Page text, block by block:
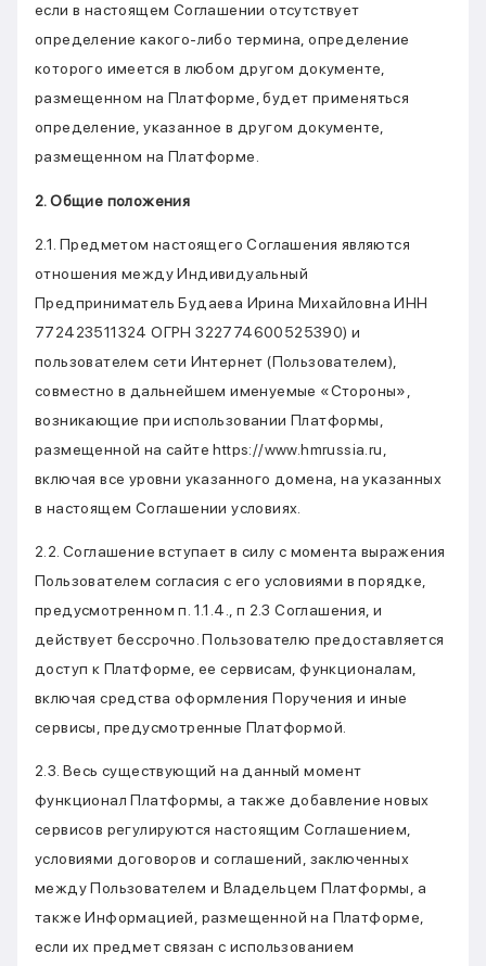
если в настоящем Соглашении отсутствует
определение какого-либо термина, определение
которого имеется в любом другом документе,
размещенном на Платформе, будет применяться
определение, указанное в другом документе,
размещенном на Платформе.
2. Общие положения
2.1. Предметом настоящего Соглашения являются
отношения между Индивидуальный
Предприниматель Будаева Ирина Михайловна ИНН
772423511324 ОГРН 322774600525390) и
пользователем сети Интернет (Пользователем),
совместно в дальнейшем именуемые «Стороны»,
возникающие при использовании Платформы,
размещенной на сайте https://www.hmrussia.ru,
включая все уровни указанного домена, на указанных
в настоящем Соглашении условиях.
2.2. Соглашение вступает в силу с момента выражения
Пользователем согласия с его условиями в порядке,
предусмотренном п. 1.1.4., п 2.3 Соглашения, и
действует бессрочно. Пользователю предоставляется
доступ к Платформе, ее сервисам, функционалам,
включая средства оформления Поручения и иные
сервисы, предусмотренные Платформой.
2.3. Весь существующий на данный момент
функционал Платформы, а также добавление новых
сервисов регулируются настоящим Соглашением,
условиями договоров и соглашений, заключенных
между Пользователем и Владельцем Платформы, а
также Информацией, размещенной на Платформе,
если их предмет связан с использованием